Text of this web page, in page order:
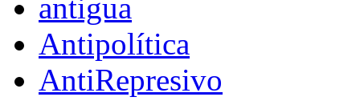
antigua
Antipolítica
AntiRepresivo